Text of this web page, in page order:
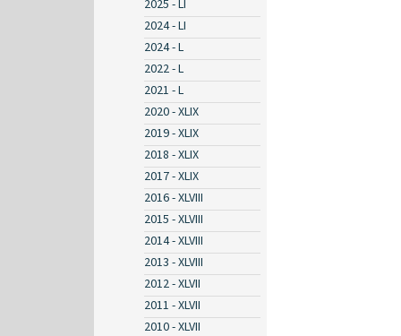
2025 - LI
2024 - LI
2024 - L
2022 - L
2021 - L
2020 - XLIX
2019 - XLIX
2018 - XLIX
2017 - XLIX
2016 - XLVIII
2015 - XLVIII
2014 - XLVIII
2013 - XLVIII
2012 - XLVII
2011 - XLVII
2010 - XLVII